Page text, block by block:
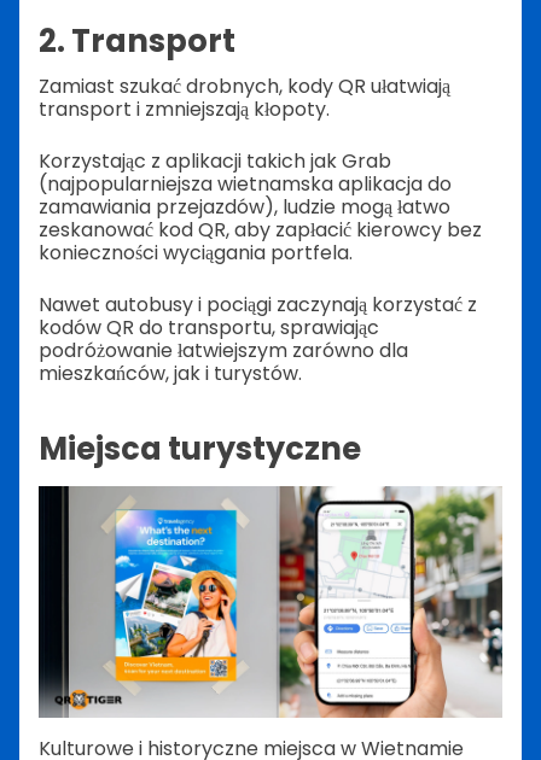
2. Transport
Zamiast szukać drobnych, kody QR ułatwiają
transport i zmniejszają kłopoty.
Korzystając z aplikacji takich jak Grab
(najpopularniejsza wietnamska aplikacja do
zamawiania przejazdów), ludzie mogą łatwo
zeskanować kod QR, aby zapłacić kierowcy bez
konieczności wyciągania portfela.
Nawet autobusy i pociągi zaczynają korzystać z
kodów QR do transportu, sprawiając
podróżowanie łatwiejszym zarówno dla
mieszkańców, jak i turystów.
Miejsca turystyczne
Kulturowe i historyczne miejsca w Wietnamie